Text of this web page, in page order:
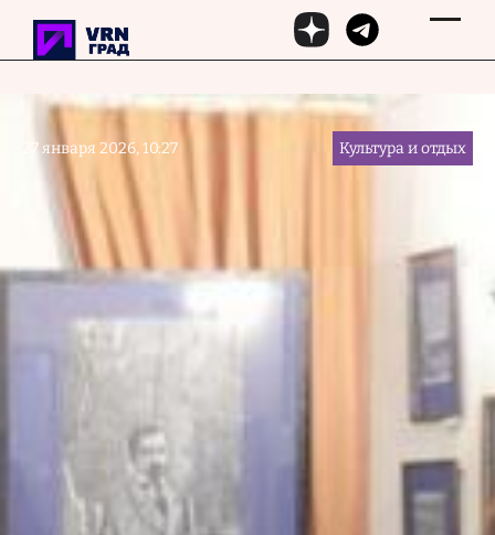
Перейти к основному содержанию
27 января 2026, 10:27 Культура и отдых